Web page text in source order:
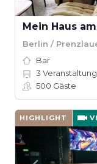
Mein Haus
Berlin /
Bar
3
500 Gäste
HIGHLIGHT